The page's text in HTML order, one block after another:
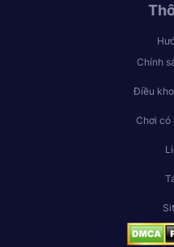
Chính
Điều
Chơi có